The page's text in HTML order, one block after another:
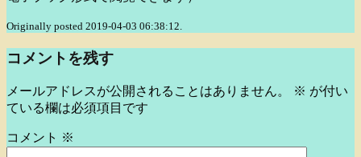
Originally posted 2019-04-03 06:38:12.
コメントを残す
メールアドレスが公開されることはありません。 ※ が付い
ている欄は必須項目です
コメント ※